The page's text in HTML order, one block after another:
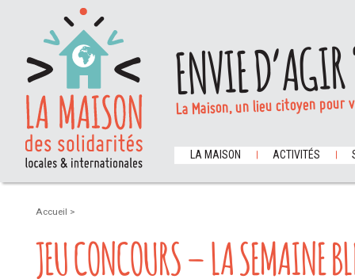
ENVIE
La Maison, un lieu citoyen
LA MAISON ACTIVITÉS
Accueil >
JEU CONCOURS – LA SEMAINE